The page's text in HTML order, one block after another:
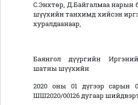
С.Энхтөр, Д.Байгалмаа нарын
шүүхийн танхимд хийсэн
хуралдаанаар,
Баянгол дүүргийн
шатны шүүхийн
2020 оны 01 дүгээр сарын
ШШ2020/00126 дугаар